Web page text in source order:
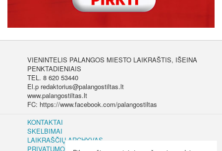
VIENINTELIS PALANGOS MIESTO LAIKRAŠTIS, IŠEINA
PENKTADIENIAIS
TEL. 8 620 53440
El.p redaktorius@palangostiltas.lt
www.palangostiltas.lt
FC: https://www.facebook.com/palangostiltas
KONTAKTAI
SKELBIMAI
LAIKRAŠČIŲ ARCHYVAS
PRIVATUMO IR SLAPUKŲ POLITIKA